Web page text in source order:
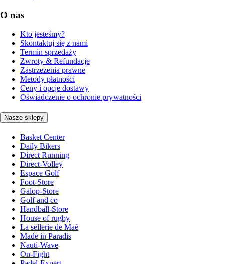
O nas
Kto jesteśmy?
Skontaktuj się z nami
Termin sprzedaży
Zwroty & Refundacje
Zastrzeżenia prawne
Metody płatności
Ceny i opcje dostawy
Oświadczenie o ochronie prywatności
Nasze sklepy
Basket Center
Daily Bikers
Direct Running
Direct-Volley
Espace Golf
Foot-Store
Galop-Store
Golf and co
Handball-Store
House of rugby
La sellerie de Maé
Made in Paradis
Nauti-Wave
On-Fight